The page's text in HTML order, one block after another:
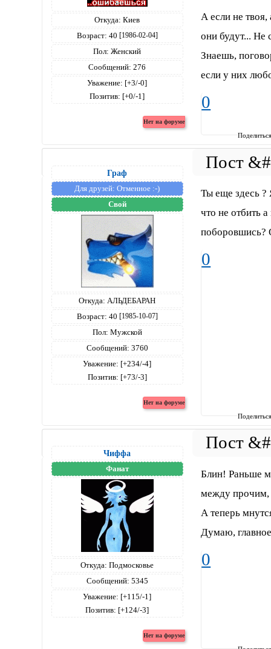
Откуда: Киев
Возраст: 40 [1986-02-04]
Пол: Женский
Сообщений: 276
Уважение: [+3/-0]
Позитив: [+0/-1]
А если не твоя,
они будут... Не
Знаешь,
если у них
0
Граф
Для друзей: Отменное :-)
Свой
Откуда: АЛЬДЕБАРАН
Возраст: 40 [1985-10-07]
Пол: Мужской
Сообщений: 3760
Уважение: [+234/-4]
Позитив: [+73/-3]
Ты еще здесь ?
что не отбить
поборовшись?
0
Чиффа
Фанат
Откуда: Подмосковье
Сообщений: 5345
Уважение: [+115/-1]
Позитив: [+124/-3]
Блин! Раньше
между прочим,
А теперь
Думаю,
0